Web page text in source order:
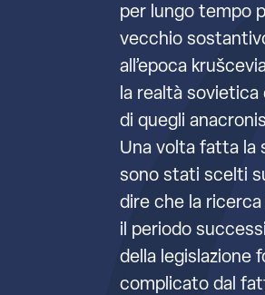
per lungo tempo
vecchio
all’epoca
la realtà sovietica
di quegli
Una volta fatta la
sono stati scelti
dire che la
il periodo
della legislazione
complicato dal